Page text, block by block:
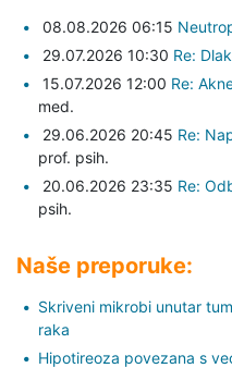
08.08.2026 06:15
29.07.2026 10:30 Re:
15.07.2026 12:00 Re:
med.
29.06.2026 20:45 Re:
prof. psih.
20.06.2026 23:35 Re:
psih.
Naše preporuke:
Skriveni mikrobi unutar
raka
Hipotireoza povezana s